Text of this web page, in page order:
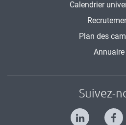
Calendrier
Plan des
Annuaire
Suivez-